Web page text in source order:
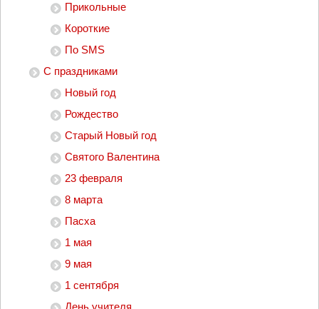
Прикольные
Короткие
По SMS
С праздниками
Новый год
Рождество
Старый Новый год
Святого Валентина
23 февраля
8 марта
Пасха
1 мая
9 мая
1 сентября
День учителя